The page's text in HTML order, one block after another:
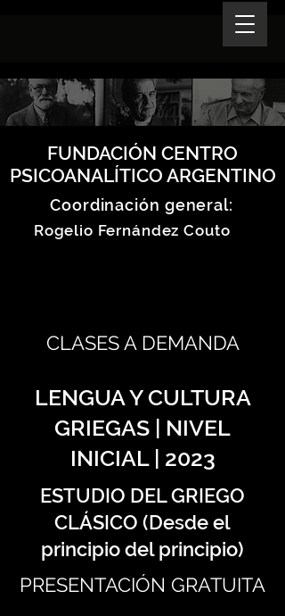
FUNDACIÓN CENTRO
PSICOANALÍTICO ARGENTINO
Coordinación general:
Rogelio Fernández Couto
CLASES A DEMANDA
LENGUA Y CULTURA
GRIEGAS | NIVEL
INICIAL | 2023
ESTUDIO DEL GRIEGO
CLÁSICO (Desde el
principio del principio)
PRESENTACIÓN GRATUITA